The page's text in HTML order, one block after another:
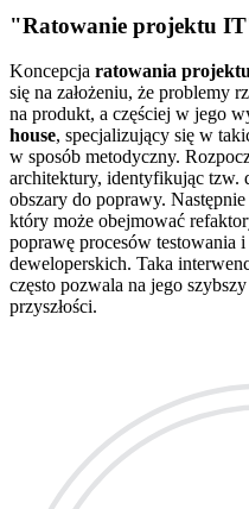
"Ratowanie projektu
Koncepcja ratowania
się na założeniu, że problemy
na produkt, a częściej w jego
house, specjalizujący się w
w sposób metodyczny.
architektury, identyfikując tzw.
obszary do poprawy.
który może obejmować
poprawę procesów testowania
deweloperskich. Taka
często pozwala na jego
przyszłości.